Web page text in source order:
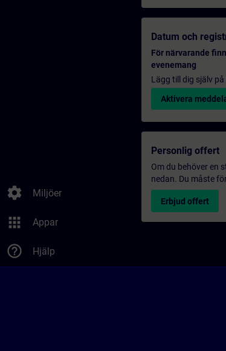
settings Miljöer
apps Appar
help_outline Hjälp
Datum och
För närvarande
evenemang
Lägg till dig själv
Aktivera
Personlig offert
Om du behöver en
nedan. Du måste
Erbjud offert